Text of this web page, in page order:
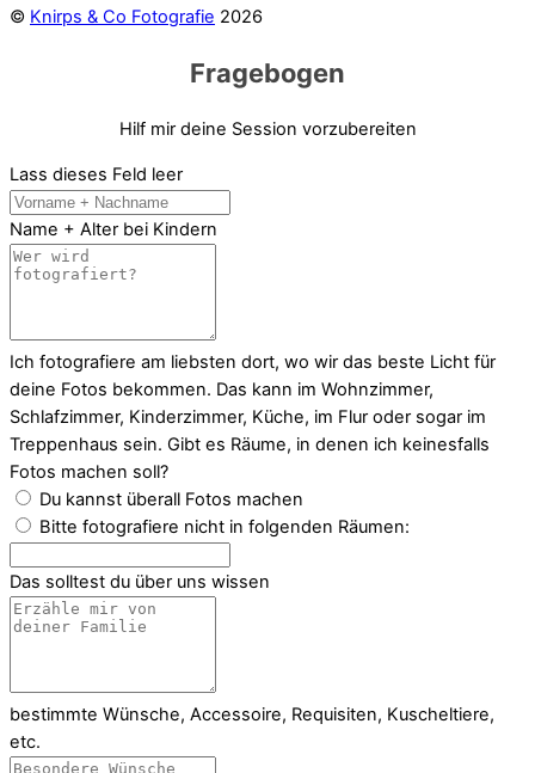
© Knirps & Co Fotografie 2026
Fragebogen
Hilf mir deine Session vorzubereiten
Lass dieses Feld leer
Name + Alter bei Kindern
Ich fotografiere am liebsten dort, wo wir das beste Licht für
deine Fotos bekommen. Das kann im Wohnzimmer,
Schlafzimmer, Kinderzimmer, Küche, im Flur oder sogar im
Treppenhaus sein. Gibt es Räume, in denen ich keinesfalls
Fotos machen soll?
Du kannst überall Fotos machen
Bitte fotografiere nicht in folgenden Räumen:
Das solltest du über uns wissen
bestimmte Wünsche, Accessoire, Requisiten, Kuscheltiere,
etc.